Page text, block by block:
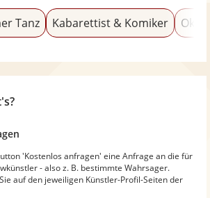
Tanz Kabarettist & Komiker
'Kostenlos anfragen' eine Anfrage an die für
- also z. B. bestimmte Wahrsager.
auf den jeweiligen Künstler-Profil-Seiten der